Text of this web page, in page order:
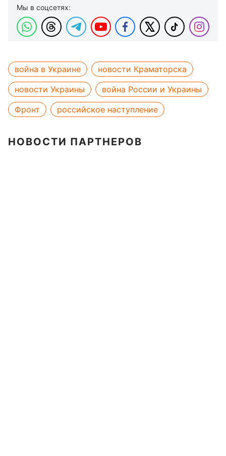
Мы в соцсетях:
война в Украине
новости Краматорска
новости Украины
война России и Украины
Фронт
российское наступление
НОВОСТИ ПАРТНЕРОВ